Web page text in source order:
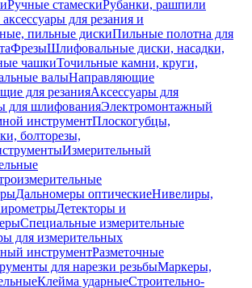
Ручные стамескиРубанки, рашпили
для резания и
пильные дискиПильные полотна для
ФрезыШлифовальные диски, насадки,
чашкиТочильные камни, круги,
валыНаправляющие
для резанияАксессуары для
для шлифованияЭлектромонтажный
инструментПлоскогубцы,
болторезы,
Измерительный
Дальномеры оптическиеНивелиры,
Детекторы и
Специальные измерительные
для измерительных
инструментРазметочные
для нарезки резьбыМаркеры,
Клейма ударныеСтроительно-